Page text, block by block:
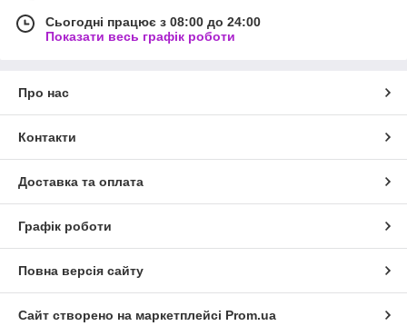
Сьогодні працює з 08:00 до 24:00
Показати весь графік роботи
Про нас
Контакти
Доставка та оплата
Графік роботи
Повна версія сайту
Сайт створено на маркетплейсі Prom.ua